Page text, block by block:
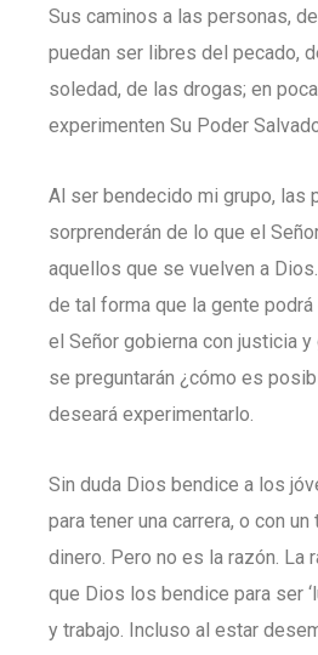
Sus caminos a las personas,
puedan ser libres del pecado,
soledad, de las drogas; en
experimenten Su Poder
Al ser bendecido mi grupo, las
sorprenderán de lo que el
aquellos que se vuelven a
de tal forma que la gente
el Señor gobierna con justicia y
se preguntarán ¿cómo es
deseará experimentarlo.
Sin duda Dios bendice a los
para tener una carrera, o con
dinero. Pero no es la razón. La
que Dios los bendice para ser
y trabajo. Incluso al estar